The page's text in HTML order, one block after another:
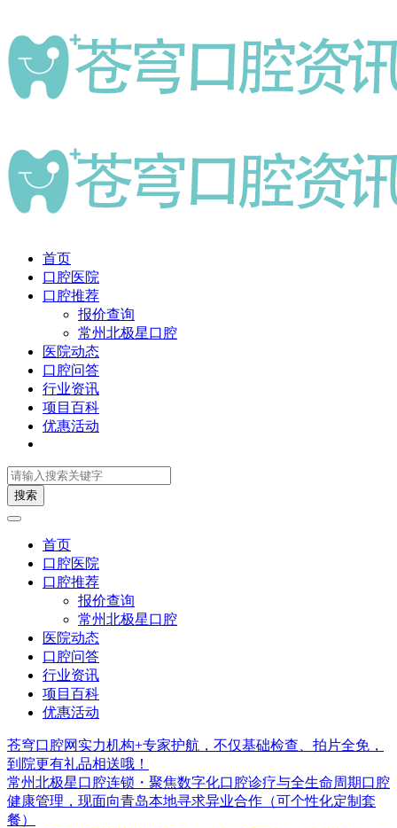
首页
口腔医院
口腔推荐
报价查询
常州北极星口腔
医院动态
口腔问答
行业资讯
项目百科
优惠活动
搜索
首页
口腔医院
口腔推荐
报价查询
常州北极星口腔
医院动态
口腔问答
行业资讯
项目百科
优惠活动
苍穹口腔网实力机构+专家护航，不仅基础检查、拍片全免，
到院更有礼品相送哦！
常州北极星口腔连锁・聚焦数字化口腔诊疗与全生命周期口腔
健康管理，现面向青岛本地寻求异业合作（可个性化定制套
餐）